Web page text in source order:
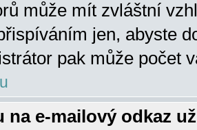
může mít zvláštní
jen, abyste
pak může počet
na e-mailový odkaz